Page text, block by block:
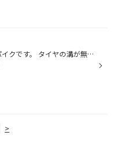
今回の車はスパイクです。 タイヤの溝が無くなっているのと年数がたっているので交換のご依頼をいただきました。 ありがとうございますm(_ _)m タイヤはエコピアNH100です。 前回履いていただいてたのがエコピアEX20なのでエコピアシリーズの後継版になります。 よく見てみるとヒビもはいってますね...
>